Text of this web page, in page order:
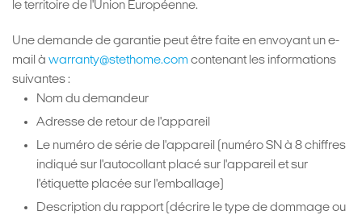
le territoire de l'Union Européenne.
Une demande de garantie peut être faite en envoyant un e-
mail à warranty@stethome.com contenant les informations
suivantes :
Nom du demandeur
Adresse de retour de l'appareil
Le numéro de série de l'appareil (numéro SN à 8 chiffres
indiqué sur l'autocollant placé sur l'appareil et sur
l'étiquette placée sur l'emballage)
Description du rapport (décrire le type de dommage ou